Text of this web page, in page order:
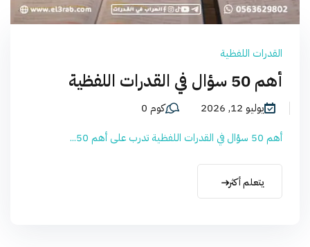
القدرات اللفظية
أهم 50 سؤال في القدرات اللفظية
يوليو 12, 2026
كوم 0
أهم 50 سؤال في القدرات اللفظية تدرب على أهم 50...
يتعلم أكثر